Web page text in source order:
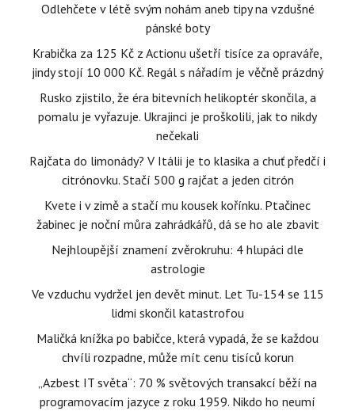
Odlehčete v létě svým nohám aneb tipy na vzdušné
pánské boty
Krabička za 125 Kč z Actionu ušetří tisíce za opraváře,
jindy stojí 10 000 Kč. Regál s nářadím je věčně prázdný
Rusko zjistilo, že éra bitevních helikoptér skončila, a
pomalu je vyřazuje. Ukrajinci je proškolili, jak to nikdy
nečekali
Rajčata do limonády? V Itálii je to klasika a chuť předčí i
citrónovku. Stačí 500 g rajčat a jeden citrón
Kvete i v zimě a stačí mu kousek kořínku. Ptačinec
žabinec je noční můra zahrádkářů, dá se ho ale zbavit
Nejhloupější znamení zvěrokruhu: 4 hlupáci dle
astrologie
Ve vzduchu vydržel jen devět minut. Let Tu-154 se 115
lidmi skončil katastrofou
Maličká knížka po babičce, která vypadá, že se každou
chvíli rozpadne, může mít cenu tisíců korun
„Azbest IT světa“: 70 % světových transakcí běží na
programovacím jazyce z roku 1959. Nikdo ho neumí